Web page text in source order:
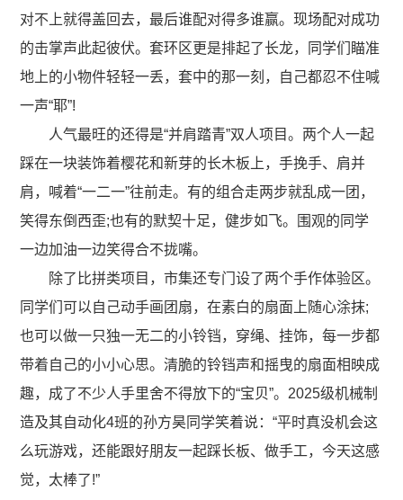
对不上就得盖回去，最后谁配对得多谁赢。现场配对成功
的击掌声此起彼伏。套环区更是排起了长龙，同学们瞄准
地上的小物件轻轻一丢，套中的那一刻，自己都忍不住喊
一声“耶”!
人气最旺的还得是“并肩踏青”双人项目。两个人一起
踩在一块装饰着樱花和新芽的长木板上，手挽手、肩并
肩，喊着“一二一”往前走。有的组合走两步就乱成一团，
笑得东倒西歪;也有的默契十足，健步如飞。围观的同学
一边加油一边笑得合不拢嘴。
除了比拼类项目，市集还专门设了两个手作体验区。
同学们可以自己动手画团扇，在素白的扇面上随心涂抹;
也可以做一只独一无二的小铃铛，穿绳、挂饰，每一步都
带着自己的小小心思。清脆的铃铛声和摇曳的扇面相映成
趣，成了不少人手里舍不得放下的“宝贝”。2025级机械制
造及其自动化4班的孙方昊同学笑着说：“平时真没机会这
么玩游戏，还能跟好朋友一起踩长板、做手工，今天这感
觉，太棒了!”